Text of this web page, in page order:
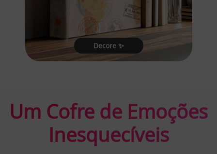
Decore ✨
Um Cofre de Emoções
Inesquecíveis